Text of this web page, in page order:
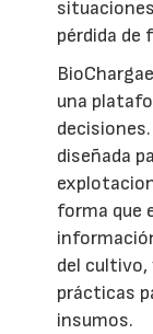
pérdida de
una
diseñada
forma que
del cultivo,
prácticas
insumos.